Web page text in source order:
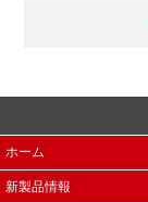
ホーム
新製品情報